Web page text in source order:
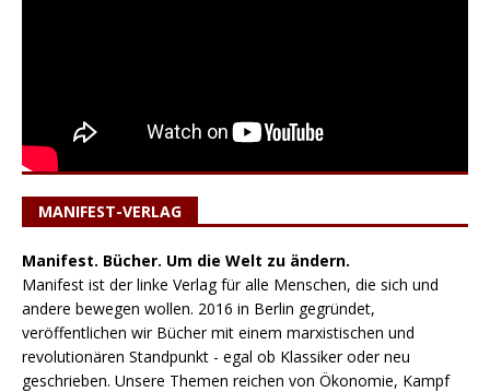
MANIFEST-VERLAG
Manifest. Bücher. Um die Welt zu ändern.
Manifest ist der linke Verlag für alle Menschen, die sich und
andere bewegen wollen. 2016 in Berlin gegründet,
veröffentlichen wir Bücher mit einem marxistischen und
revolutionären Standpunkt - egal ob Klassiker oder neu
geschrieben. Unsere Themen reichen von Ökonomie, Kampf